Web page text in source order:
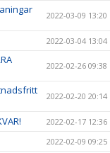
2022-03-09 13:20
2022-03-04 13:04
2022-02-26 09:38
2022-02-20 20:14
2022-02-17 12:36
2022-02-09 09:25